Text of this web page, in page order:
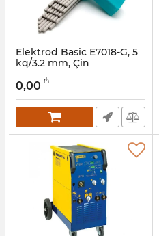
Elektrod Basic E7018-G, 5
kq/3.2 mm, Çin
003002039
0,00 ₼